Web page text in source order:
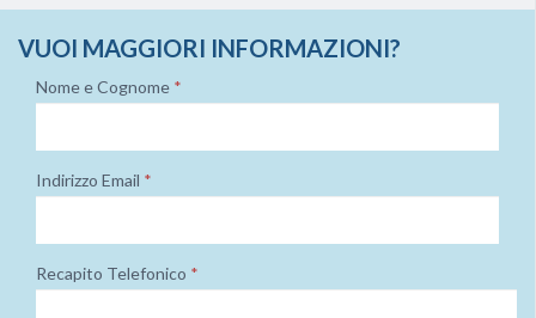
VUOI MAGGIORI INFORMAZIONI?
Nome e Cognome *
Indirizzo Email *
Recapito Telefonico *